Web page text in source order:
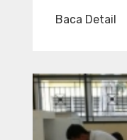
Baca Detail